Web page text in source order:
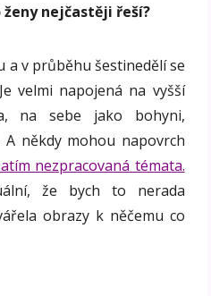
nejčastěji řeší?
v průběhu šestinedělí se
velmi napojená na vyšší
na sebe jako bohyni,
někdy mohou napovrch
nezpracovaná témata.
že bych to nerada
obrazy k něčemu co